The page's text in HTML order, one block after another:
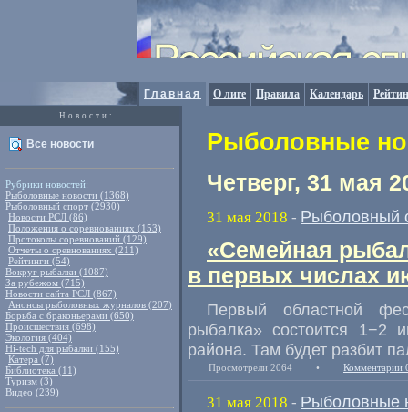
Главная О лиге Правила Календарь
Новости:
Все новости
Рубрики новостей:
Рыболовные новости (1368)
Рыболовный спорт (2930)
Новости РСЛ (86)
Положения о соревнованиях (153)
Протоколы соревнований (129)
Отчеты о сревнованиях (211)
Рейтинги (54)
Вокруг рыбалки (1087)
За рубежом (715)
Новости сайта РСЛ (867)
Анонсы рыболовных журналов (207)
Борьба с браконьерами (650)
Происшествия (698)
Экология (404)
Hi-tech для рыбалки (155)
Катера (7)
Библиотека (11)
Туризм (3)
Видео (239)
Рыболовные
Четверг, 31 мая
31 мая 2018 - Рыболовный
«Семейная
в первых числах
Первый областной
рыбалка» состоится 1−2
района. Там будет разбит
Просмотрели 2064 • Комментарии
31 мая 2018 - Рыболовные